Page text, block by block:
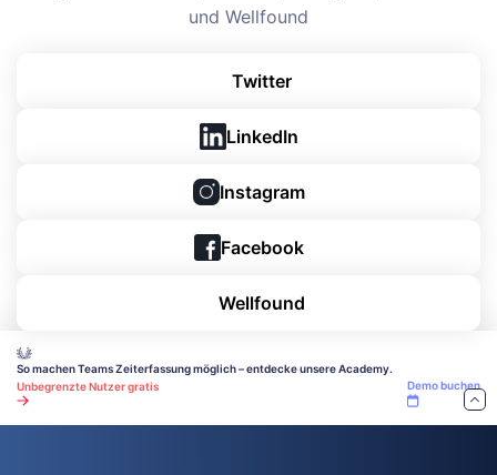
und Wellfound
Twitter
LinkedIn
Instagram
Facebook
Wellfound
So machen Teams Zeiterfassung möglich – entdecke unsere Academy.
Unbegrenzte Nutzer gratis
Demo buchen